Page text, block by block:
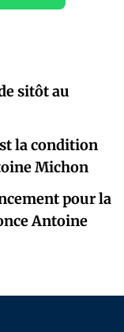
sitôt au
la condition
Michon
pour la
Antoine